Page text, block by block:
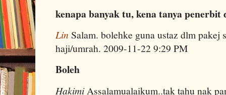
kenapa banyak tu, kena tanya penerbit
Lin Salam. bolehke guna ustaz dlm pakej
haji/umrah. 2009-11-22 9:29 PM
Boleh
HakimiAssalamualaikum..tak tahu nak